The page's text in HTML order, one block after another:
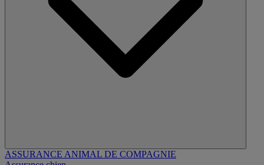
ASSURANCE ANIMAL DE COMPAGNIE